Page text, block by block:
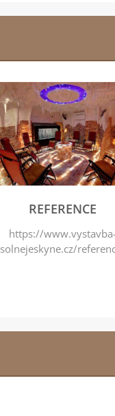
REFERENCE
https://
solnejeskyne.cz/